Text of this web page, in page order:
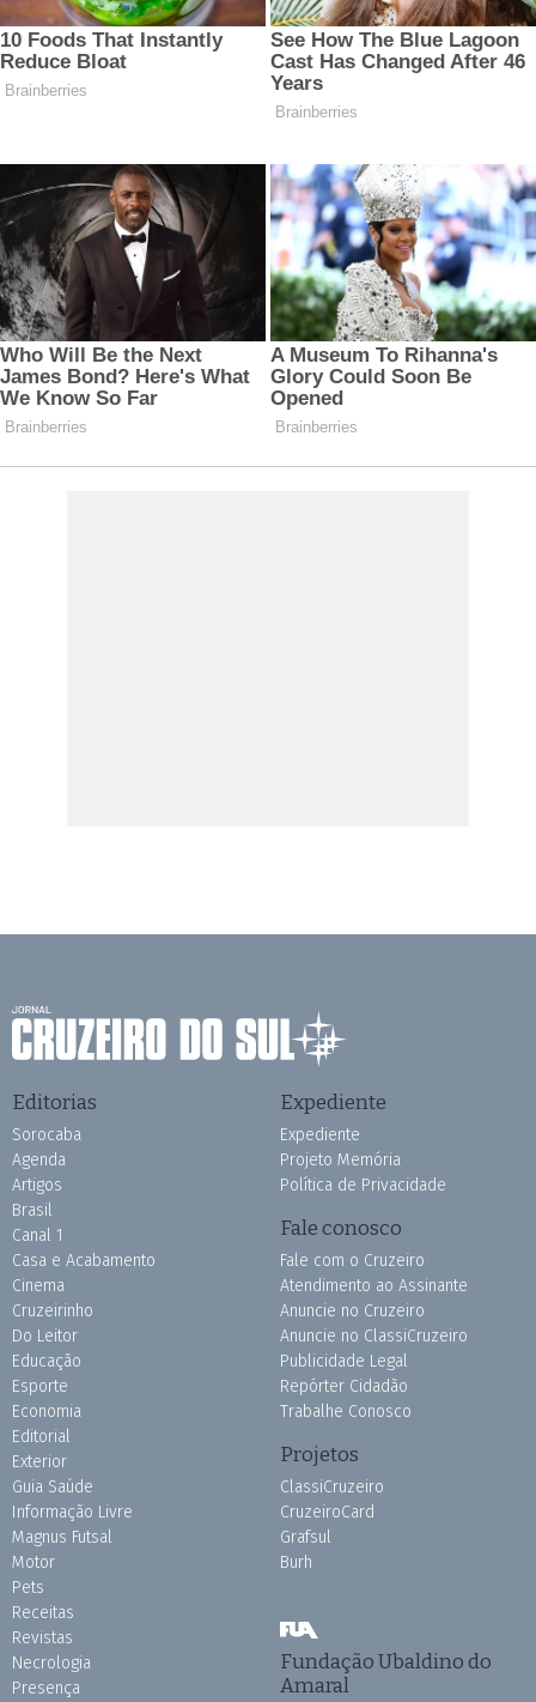
Editorias
Sorocaba
Agenda
Artigos
Brasil
Canal 1
Casa e Acabamento
Cinema
Cruzeirinho
Do Leitor
Educação
Esporte
Economia
Editorial
Exterior
Guia Saúde
Informação Livre
Magnus Futsal
Motor
Pets
Receitas
Revistas
Necrologia
Presença
Expediente
Expediente
Projeto Memória
Política de Privacidade
Fale conosco
Fale com o Cruzeiro
Atendimento ao Assinante
Anuncie no Cruzeiro
Anuncie no ClassiCruzeiro
Publicidade Legal
Repórter Cidadão
Trabalhe Conosco
Projetos
ClassiCruzeiro
CruzeiroCard
Grafsul
Burh
Fundação Ubaldino do
Amaral